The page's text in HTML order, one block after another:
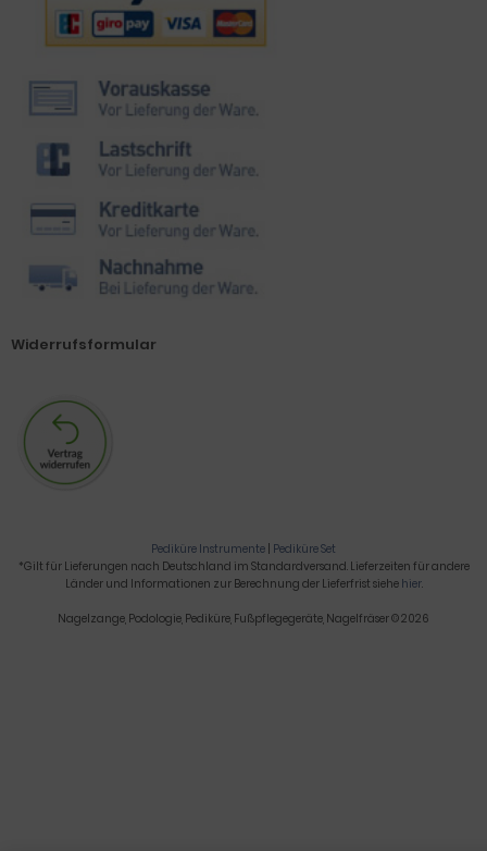
Widerrufsformular
Pediküre Instrumente | Pediküre Set
*Gilt für Lieferungen nach Deutschland im Standardversand. Lieferzeiten für andere
Länder und Informationen zur Berechnung der Lieferfrist siehe hier.
Nagelzange, Podologie, Pediküre, Fußpflegegeräte, Nagelfräser © 2026